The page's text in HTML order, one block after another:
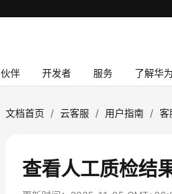
伙伴 开发者 服务 了解华
文档首页 / 云客服 / 用户指南 / 客
查看人工质检结